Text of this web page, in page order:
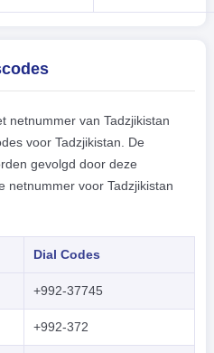
netnummer van Tadzjikistan
voor Tadzjikistan. De
gevolgd door deze
netnummer voor Tadzjikistan
Dial Codes
+992-37745
+992-372